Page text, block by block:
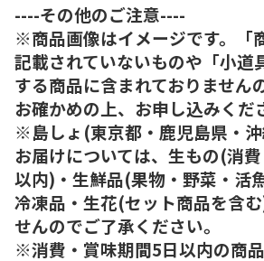
----その他のご注意----
※商品画像はイメージです。「
記載されていないものや「小道
する商品に含まれておりません
お確かめの上、お申し込みくだ
※島しょ(東京都・鹿児島県・
お届けについては、生もの(消
以内)・生鮮品(果物・野菜・活
冷凍品・生花(セット商品を含
せんのでご了承ください。
※消費・賞味期間5日以内の商